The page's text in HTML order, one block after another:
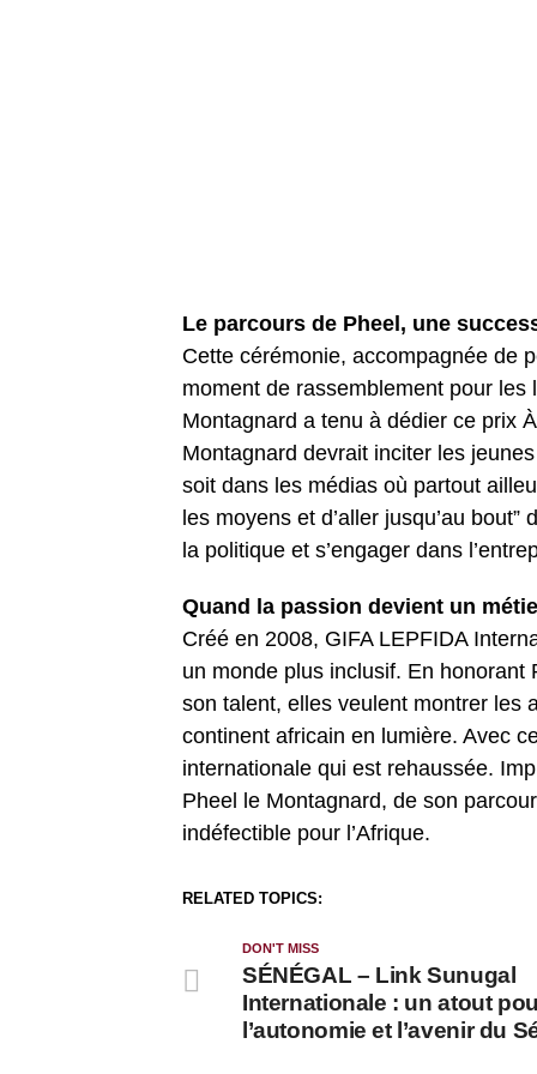
Le parcours de Pheel, une
Cette cérémonie, accompagnée de
moment de rassemblement pour les
Montagnard a tenu à dédier ce prix
Montagnard devrait inciter les
soit dans les médias où partout
les moyens et d’aller jusqu’au
la politique et s’engager dans
Quand la passion devient un
Créé en 2008, GIFA LEPFIDA
un monde plus inclusif. En honorant
son talent, elles veulent montrer les
continent africain en lumière. Avec
internationale qui est rehaussée.
Pheel le Montagnard, de son
indéfectible pour l’Afrique.
RELATED TOPICS:
DON'T MISS
SÉNÉGAL – Link Sunugal
Internationale : un atout
l’autonomie et l’avenir du